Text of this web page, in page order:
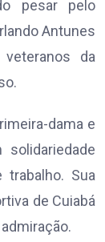
pesar pelo
Antunes
da
dama e
Sua
de Cuiabá